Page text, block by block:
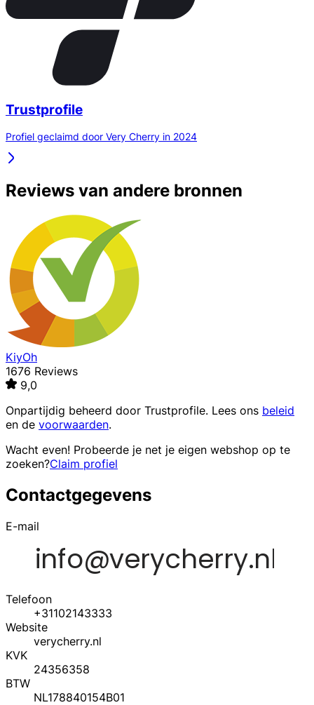
Trustprofile
Profiel geclaimd door Very Cherry in 2024
Reviews van andere bronnen
KiyOh
1676 Reviews
9,0
Onpartijdig beheerd door Trustprofile. Lees ons beleid
en de voorwaarden.
Wacht even! Probeerde je net je eigen webshop op te
zoeken?Claim profiel
Contactgegevens
E-mail
Telefoon
+31102143333
Website
verycherry.nl
KVK
24356358
BTW
NL178840154B01